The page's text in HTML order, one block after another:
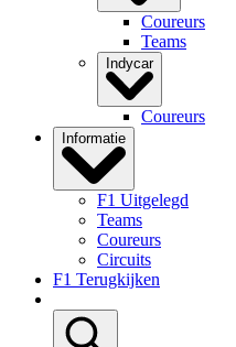
Coureurs
Teams
Indycar
Coureurs
Informatie
F1 Uitgelegd
Teams
Coureurs
Circuits
F1 Terugkijken